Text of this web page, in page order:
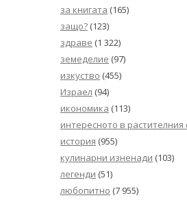
за книгата (165)
защо? (123)
здраве (1 322)
земеделие (97)
изкуство (455)
Израел (94)
икономика (113)
интересното в растителния
история (955)
кулинарни изненади (103)
легенди (51)
любопитно (7 955)